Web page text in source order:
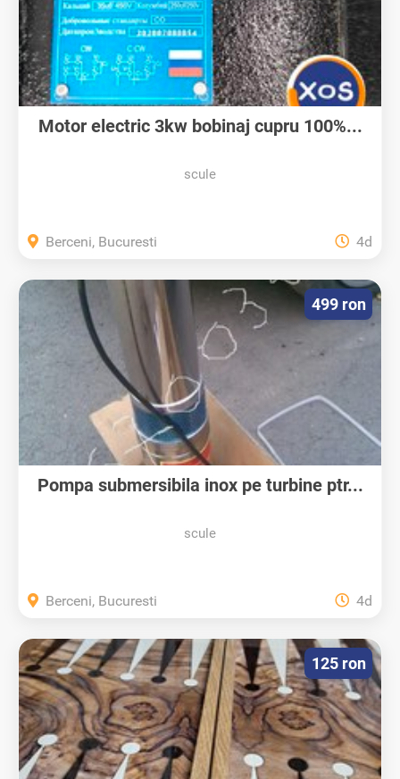
Motor electric 3kw bobinaj cupru 100%...
scule
Berceni, Bucuresti 4d
Pompa submersibila inox pe turbine ptr...
scule
499 ron
Berceni, Bucuresti 4d
125 ron